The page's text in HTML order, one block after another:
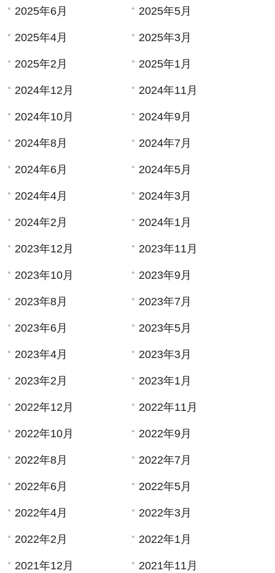
2025年6月 2025年5月
2025年4月 2025年3月
2025年2月 2025年1月
2024年12月 2024年11月
2024年10月 2024年9月
2024年8月 2024年7月
2024年6月 2024年5月
2024年4月 2024年3月
2024年2月 2024年1月
2023年12月 2023年11月
2023年10月 2023年9月
2023年8月 2023年7月
2023年6月 2023年5月
2023年4月 2023年3月
2023年2月 2023年1月
2022年12月 2022年11月
2022年10月 2022年9月
2022年8月 2022年7月
2022年6月 2022年5月
2022年4月 2022年3月
2022年2月 2022年1月
2021年12月 2021年11月